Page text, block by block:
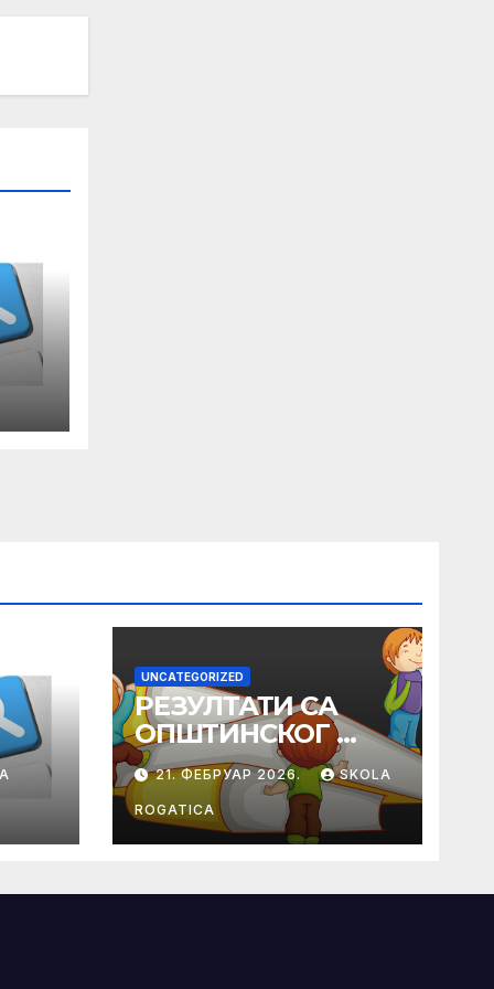
UNCATEGORIZED
РЕЗУЛТАТИ СА
ОПШТИНСКОГ
ТАКМИЧЕЊА ИЗ
ПРАВОСЛАВНЕ
ВЈЕРОНАУКЕ
21. ФЕБРУАР 2026. SKOLA
ROGATICA